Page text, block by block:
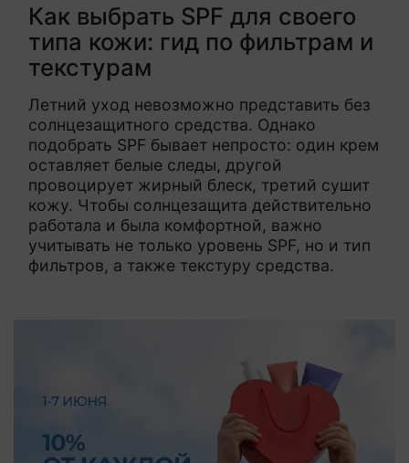
Как выбрать SPF для своего
типа кожи: гид по фильтрам и
текстурам
Летний уход невозможно представить без
солнцезащитного средства. Однако
подобрать SPF бывает непросто: один крем
оставляет белые следы, другой
провоцирует жирный блеск, третий сушит
кожу. Чтобы солнцезащита действительно
работала и была комфортной, важно
учитывать не только уровень SPF, но и тип
фильтров, а также текстуру средства.